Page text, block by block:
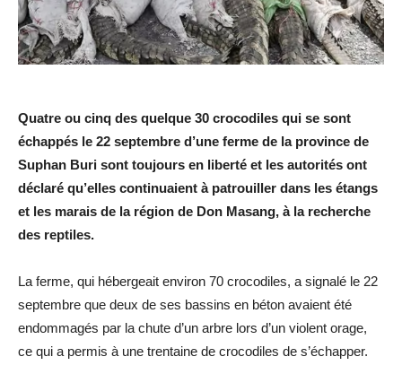
Quatre ou cinq des quelque 30 crocodiles qui se sont
échappés le 22 septembre d’une ferme de la province de
Suphan Buri sont toujours en liberté et les autorités ont
déclaré qu’elles continuaient à patrouiller dans les étangs
et les marais de la région de Don Masang, à la recherche
des reptiles.
La ferme, qui hébergeait environ 70 crocodiles, a signalé le 22
septembre que deux de ses bassins en béton avaient été
endommagés par la chute d’un arbre lors d’un violent orage,
ce qui a permis à une trentaine de crocodiles de s’échapper.